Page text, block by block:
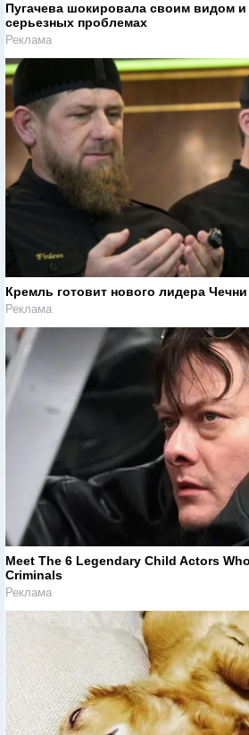
Пугачева шокировала своим видом и
серьезных проблемах
Реклама
Кремль готовит нового лидера Чечни
Реклама
Meet The 6 Legendary Child Actors
Criminals
Реклама